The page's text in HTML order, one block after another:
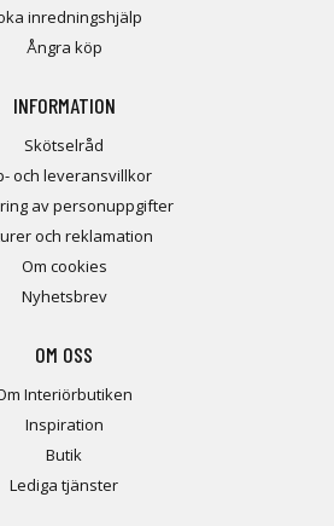
inredningshjälp
Ångra köp
INFORMATION
Skötselråd
och leveransvillkor
av personuppgifter
och reklamation
Om cookies
Nyhetsbrev
OM OSS
Interiörbutiken
Inspiration
Butik
Lediga tjänster